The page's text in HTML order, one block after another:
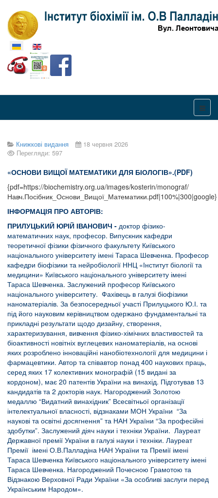
Оберіть свою мову
Книжкові видання
18 червня 2026
Перегляди: 597
«ОСНОВИ ВИЩОЇМАТЕМАТИКИ ДЛЯ БІОЛОГІВ».(PDF)
{pdf=https://biochemistry.org.ua/images/kosterin/monograf/
Навч.Посібник_Основи_Вищої_Математики.pdf|100%|300|google}
ІНФОРМАЦІЯ ПРО АВТОРІВ:
ПРИЛУЦЬКИЙ ЮРІЙ ІВАНОВИЧ - доктор фізико-
математичних наук, професор. Випускник кафедри
теоретичної фізики фізичного факультету Київського
національного університету імені Тараса Шевченка. Професор
кафедри біофізики та нейробіології ННЦ «Інститут біології та
медицини» Київського національного університету імені
Тараса Шевченка. Заслужений професор Київського
національного університету. Фахівець в галузі біофізики
наноматеріалів. За безпосередньої участі Прилуцького Ю.І. та
під його науковим керівництвом одержано фундаментальні та
прикладні результати щодо дизайну, створення,
характеризування, вивчення фізико-хімічних властивостей та
біоактивності новітніх вуглецевих наноматеріалів, на основі
яких розроблено інноваційні нанобіотехнології для медицини і
фармацевтики. Автор та співавтор понад 400 наукових праць,
серед яких 17 колективних монографій (15 видані за
кордоном), має 20 патентів України на винахід. Підготував 13
кандидатів та 2 докторів наук. Нагороджений Золотою
медаллю “Видатний винахідник” Всесвітньої організації
інтелектуальної власності, відзнаками МОН України “За
наукові та освітні досягнення” та НАН України “За професійні
здобутки”. Заслужений діяч науки і техніки України. Лауреат
Державної премії України в галузі науки і техніки. Лауреат
Премії імені О.В.Палладіна НАН України та Премії імені
Тараса Шевченка Київського національного університету імені
Тараса Шевченка. Нагороджений Почесною Грамотою та
Відзнакою Верховної Ради України «За особливі заслуги перед
Українським Народом».